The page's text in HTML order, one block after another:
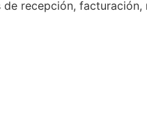
de recepción,